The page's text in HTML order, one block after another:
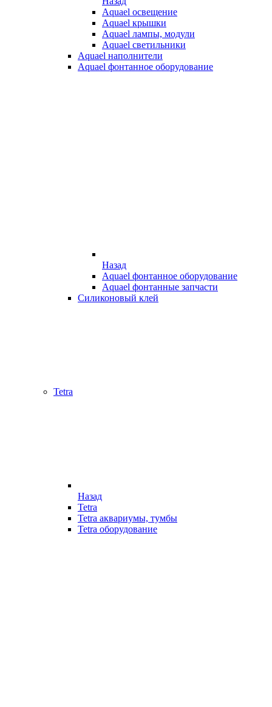
Aquael освещение
Aquael крышки
Aquael лампы, модули
Aquael светильники
Aquael наполнители
Aquael фонтанное оборудование
Назад
Aquael фонтанное оборудование
Aquael фонтанные запчасти
Силиконовый клей
Tetra
Назад
Tetra
Tetra аквариумы, тумбы
Tetra оборудование